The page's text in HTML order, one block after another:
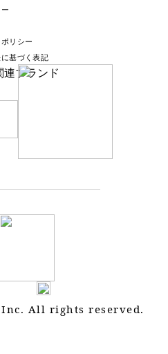
リシー
基づく表記
連ブランド
Inc. All rights reserved.